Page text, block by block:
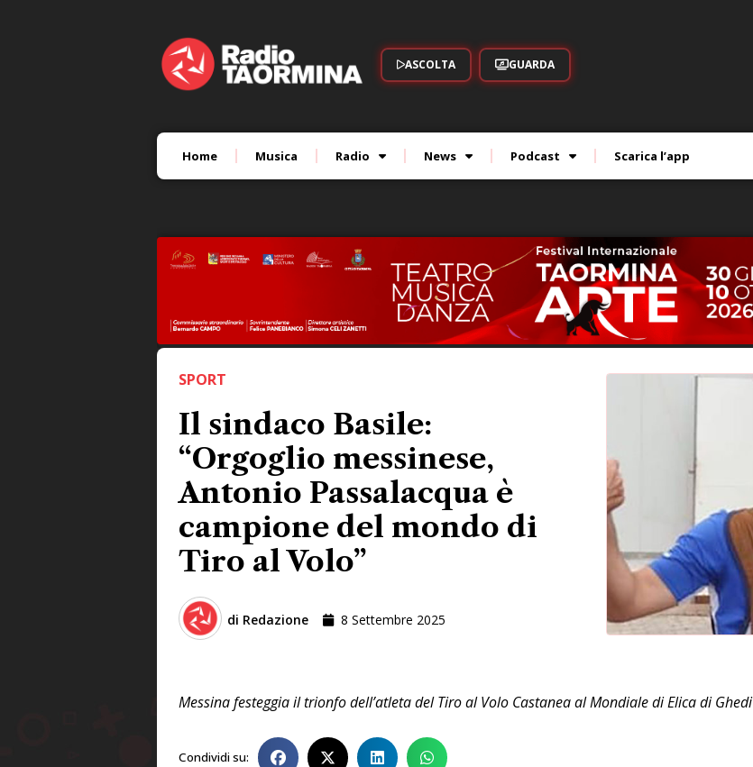
ASCOLTA GUARDA
Home Musica Radio News Podcast Scarica l’app
SPORT
Il sindaco Basile:
“Orgoglio messinese,
Antonio Passalacqua è
campione del mondo di
Tiro al Volo”
di Redazione 8 Settembre 2025
Messina festeggia il trionfo dell’atleta del Tiro al Volo Castanea al Mondiale di Elica di Ghedi
Condividi su: